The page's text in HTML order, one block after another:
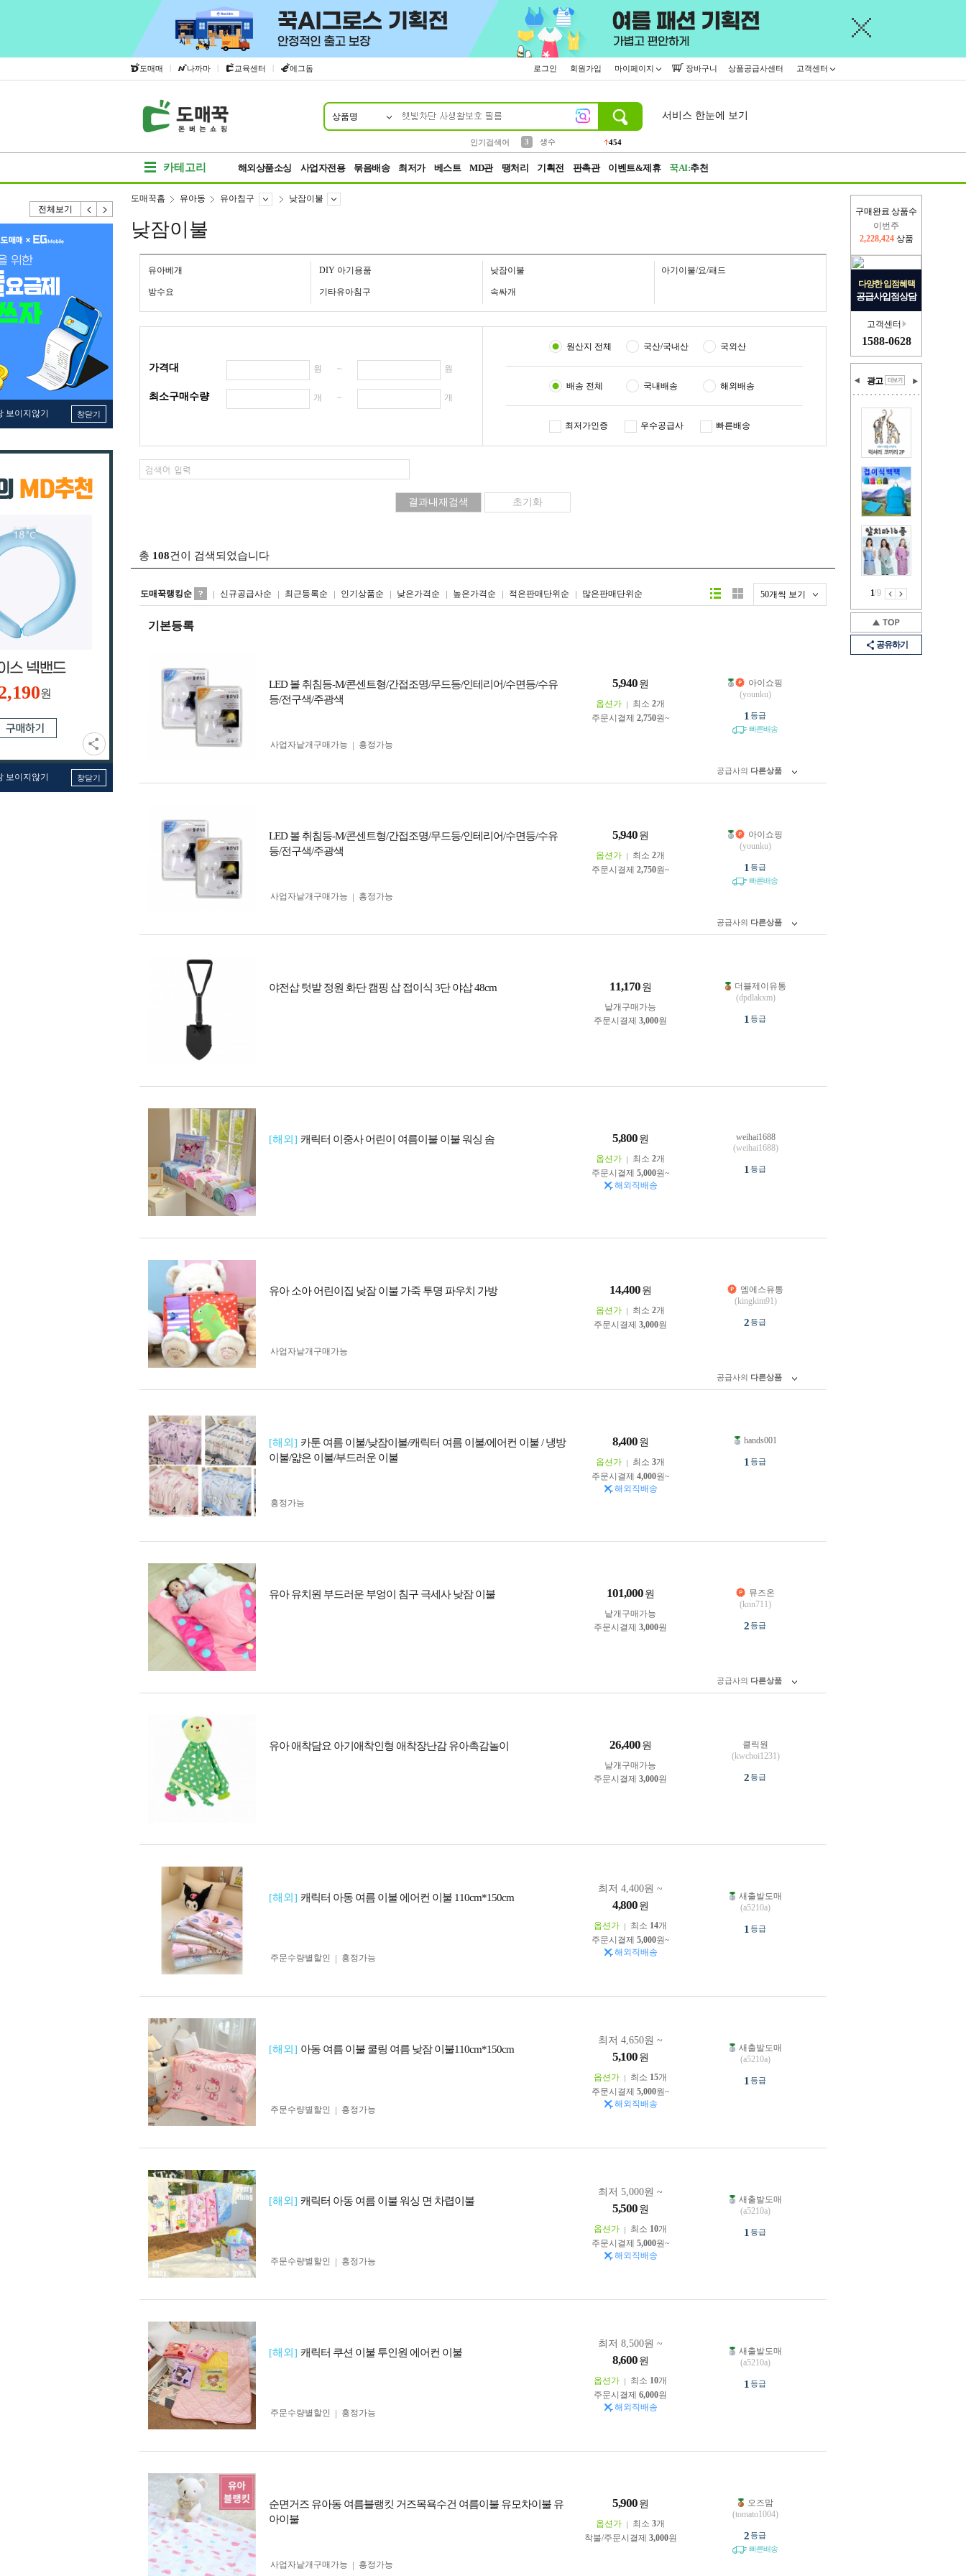
도매매 | 나까마 | 교육센터 | 에그돔 로그인 회원가입 마이페이지 장바구니 상품공급사센터 고객센터
상품명
인기검색어
4
등산
152
서비스 한눈에 보기
카테고리 해외상품소싱 사업자전용 묶음배송 최저가 베스트 MD관 땡처리 기획전 판촉관 이벤트&제휴 꾹AI:추천
전체보기
보이지않기 창닫기
원
보이지않기 창닫기
구매완료 상품수
2,326,527
이번주
2,228,424 상품
다양한 입점혜택
공급사입점상담
고객센터
1588-0628
광고
1/9
공유하기
도매꾹홈 유아동 유아침구 낮잠이불
낮잠이불
유아베개 DIY 아기용품 낮잠이불 아기이불/요/패드
방수요 기타유아침구 속싸개
가격대 원 ~ 원
최소구매수량 개 ~ 개
원산지 전체 국산/국내산 국외산
배송 전체 국내배송 해외배송
최저가인증 우수공급사 빠른배송
총 108건이 검색되었습니다
도매꾹랭킹순 신규공급사순 최근등록순 인기상품순 낮은가격순 높은가격순 적은판매단위순 많은판매단위순 50개씩 보기
리스트형갤러리형
기본등록
LED 볼 취침등-M/콘센트형/간접조명/무드등/인테리어/수면등/수유
등/전구색/주광색
5,940 원
옵션가 최소 2개
주문시결제 2,750원~
사업자 낱개구매가능 흥정가능
아이쇼핑
(younku)
1 등급
빠른배송
공급사의 다른상품
LED 볼 취침등-M/콘센트형/간접조명/무드등/인테리어/수면등/수유
등/전구색/주광색
5,940 원
옵션가 최소 2개
주문시결제 2,750원~
사업자 낱개구매가능 흥정가능
아이쇼핑
(younku)
1 등급
빠른배송
공급사의 다른상품
야전삽 텃밭 정원 화단 캠핑 삽 접이식 3단 야삽 48cm 11,170 원
낱개구매가능
주문시결제 3,000원
더블제이유통
(dpdlakxm)
1 등급
[해외] 캐릭터 이중사 어린이 여름이불 이불 워싱 솜 5,800 원
옵션가 최소 2개
주문시결제 5,000원~
해외직배송
weihai1688
(weihai1688)
1 등급
유아 소아 어린이집 낮잠 이불 가죽 투명 파우치 가방 14,400 원
옵션가 최소 2개
주문시결제 3,000원
사업자 낱개구매가능
엠에스유통
(kingkim91)
2등급
공급사의 다른상품
[해외] 카툰 여름 이불/낮잠이불/캐릭터 여름 이불/에어컨 이불 / 냉방
이불/얇은 이불/부드러운 이불
8,400 원
옵션가 최소 3개
주문시결제 4,000원~
해외직배송
흥정가능
hands001
1 등급
유아 유치원 부드러운 부엉이 침구 극세사 낮잠 이불 101,000 원
낱개구매가능
주문시결제 3,000원
뮤즈온
(knn711)
2등급
공급사의 다른상품
유아 애착담요 아기애착인형 애착장난감 유아촉감놀이 26,400 원
낱개구매가능
주문시결제 3,000원
클릭원
(kwchoi1231)
2등급
[해외] 캐릭터 아동 여름 이불 에어컨 이불 110cm*150cm
최저 4,400원 ~
4,800 원
옵션가 최소 14개
주문시결제 5,000원~
해외직배송
주문수량별할인 흥정가능
새출발도매
(a5210a)
1 등급
[해외] 아동 여름 이불 쿨링 여름 낮잠 이불110cm*150cm
최저 4,650원 ~
5,100 원
옵션가 최소 15개
주문시결제 5,000원~
해외직배송
주문수량별할인 흥정가능
새출발도매
(a5210a)
1 등급
[해외] 캐릭터 아동 여름 이불 워싱 면 차렵이불
최저 5,000원 ~
5,500 원
옵션가 최소 10개
주문시결제 5,000원~
해외직배송
주문수량별할인 흥정가능
새출발도매
(a5210a)
1 등급
[해외] 캐릭터 쿠션 이불 투인원 에어컨 이불
최저 8,500원 ~
8,600 원
옵션가 최소 10개
주문시결제 6,000원
해외직배송
주문수량별할인 흥정가능
새출발도매
(a5210a)
1 등급
순면거즈 유아동 여름블랭킷 거즈목욕수건 여름이불 유모차이불 유
아이불
5,900 원
옵션가 최소 3개
착불/주문시결제 3,000원
사업자 낱개구매가능 흥정가능
오즈맘
(tomato1004)
2등급
빠른배송